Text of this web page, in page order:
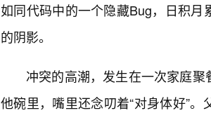
如同代码中的一个隐藏Bug，日积
的阴影。
冲突的高潮，发生在一次家庭
他碗里，嘴里还念叨着“对身体好”